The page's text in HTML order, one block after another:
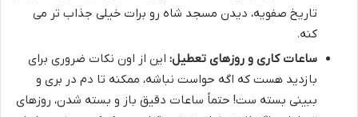
تاریخ صفویه، دیدن مسجد شاه رو برات خیلی جذاب تر می
کنه.
ساعات کاری و روزهای تعطیل: این از اون نکات ضروری برای
بازدید هست که اگه حواست نباشه، ممکنه تا دم در بری و
ببینی بسته ست! حتماً ساعات دقیق باز و بسته شدن، روزهای